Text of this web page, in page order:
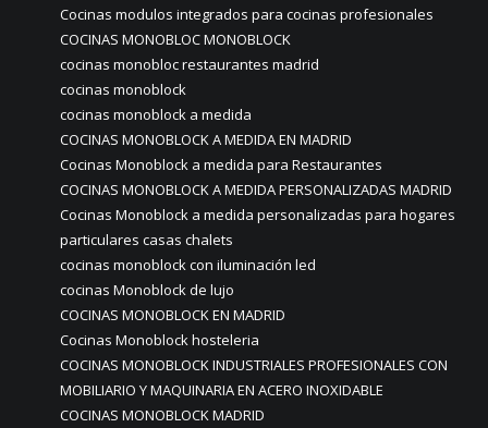
Cocinas modulos integrados para cocinas profesionales
COCINAS MONOBLOC MONOBLOCK
cocinas monobloc restaurantes madrid
cocinas monoblock
cocinas monoblock a medida
COCINAS MONOBLOCK A MEDIDA EN MADRID
Cocinas Monoblock a medida para Restaurantes
COCINAS MONOBLOCK A MEDIDA PERSONALIZADAS MADRID
Cocinas Monoblock a medida personalizadas para hogares
particulares casas chalets
cocinas monoblock con iluminación led
cocinas Monoblock de lujo
COCINAS MONOBLOCK EN MADRID
Cocinas Monoblock hosteleria
COCINAS MONOBLOCK INDUSTRIALES PROFESIONALES CON
MOBILIARIO Y MAQUINARIA EN ACERO INOXIDABLE
COCINAS MONOBLOCK MADRID